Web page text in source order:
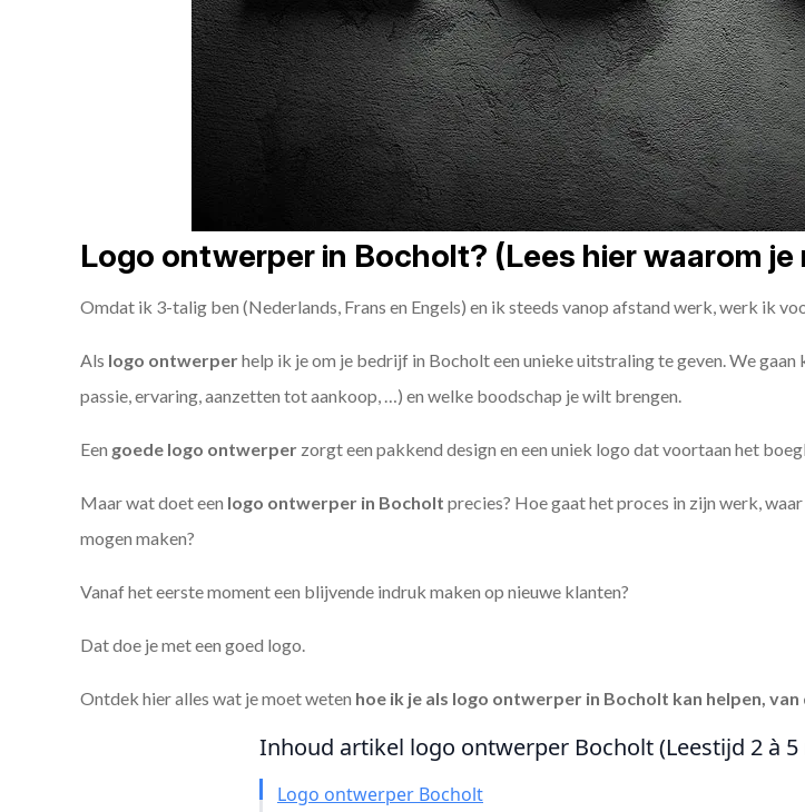
Logo ontwerper in Bocholt? (Lees hier waarom
Omdat ik 3-talig ben (Nederlands, Frans en Engels) en ik steeds vanop afstand werk, werk ik
Als logo ontwerperhelp ik je om je bedrijf in Bocholt een unieke uitstraling te geven. We
passie, ervaring, aanzetten tot aankoop, …) en welke boodschap je wilt brengen.
Een goede logo ontwerper zorgt een pakkend design en een uniek logo dat voortaan het
Maar wat doet een logo ontwerper in Bocholt precies? Hoe gaat het proces in zijn werk,
mogen maken?
Vanaf het eerste moment een blijvende indruk maken op nieuwe klanten?
Dat doe je met een goed logo.
Ontdek hier alles wat je moet weten hoe ik je als logo ontwerper in Bocholt kan helpen,
Inhoud artikel logo ontwerper Bocholt (Leestijd 2 à 5
Logo ontwerper Bocholt